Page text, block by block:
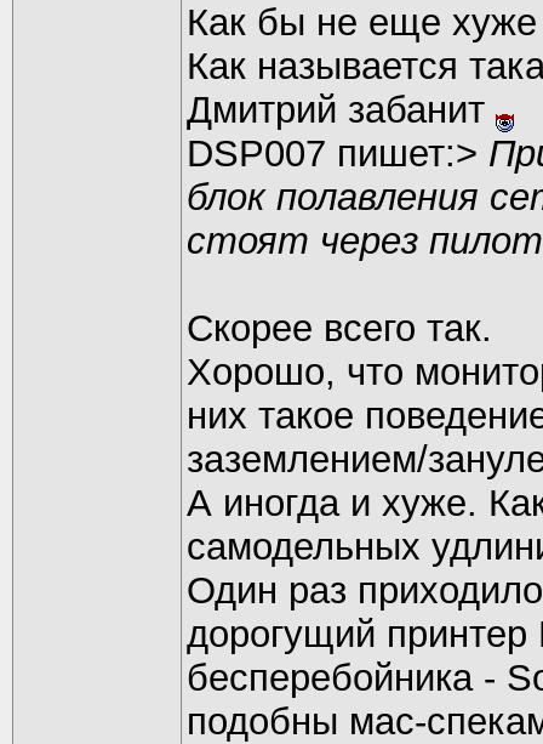
Как бы не еще хуже
Как называется
Дмитрий забанит
DSP007 пишет:>
блок полавления
стоят через
Скорее всего так.
Хорошо, что
них такое
заземлением/
А иногда и хуже.
самодельных
Один раз
дорогущий
бесперебойникa -
подобны мас-